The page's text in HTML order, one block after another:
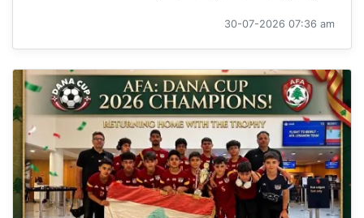
30-07-2026 07:36 am